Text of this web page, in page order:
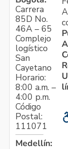
Carrera
85D No.
46A – 65
Complejo
logístico
San
Cayetano
Horario:
8:00 a.m. –
4:00 p.m.
Código
Postal:
111071
Medellín: